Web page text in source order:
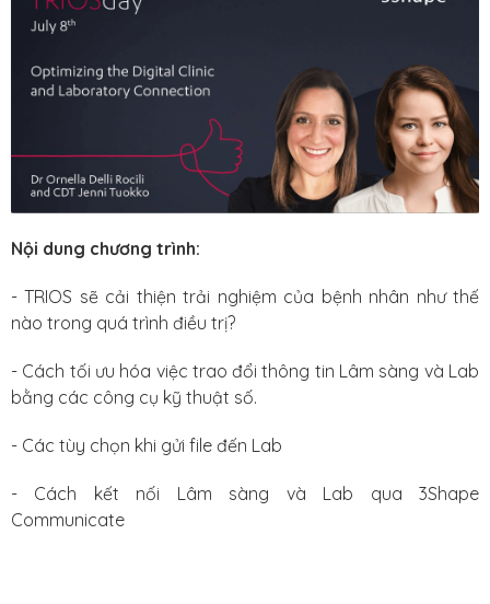
Nội dung chương trình:
- TRIOS sẽ cải thiện trải nghiệm của bệnh nhân như thế
nào trong quá trình điều trị?
- Cách tối ưu hóa việc trao đổi thông tin Lâm sàng và Lab
bằng các công cụ kỹ thuật số.
- Các tùy chọn khi gửi file đến Lab
- Cách kết nối Lâm sàng và Lab qua 3Shape
Communicate